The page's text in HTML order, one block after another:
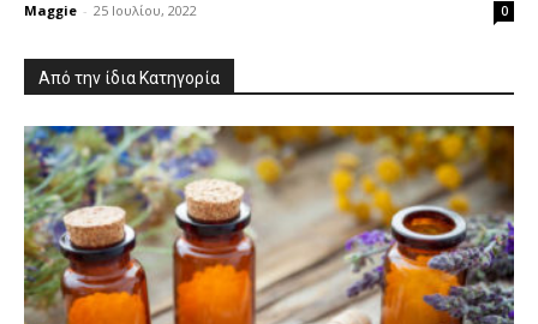
Maggie - 25 Ιουλίου, 2022 0
Από την ίδια Κατηγορία